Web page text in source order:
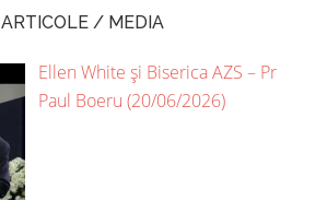
ARTICOLE / MEDIA
Ellen White și Biserica AZS – Pr
Paul Boeru (20/06/2026)